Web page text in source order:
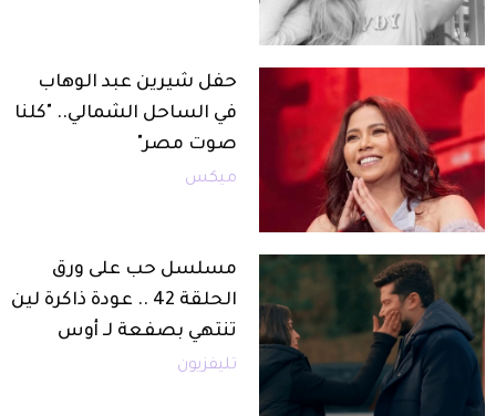
حفل شيرين عبد الوهاب
في الساحل الشمالي.. "كلنا
صوت مصر"
ميكس
مسلسل حب على ورق
الحلقة 42 .. عودة ذاكرة لين
تنتهي بصفعة لـ أوس
تليفزيون